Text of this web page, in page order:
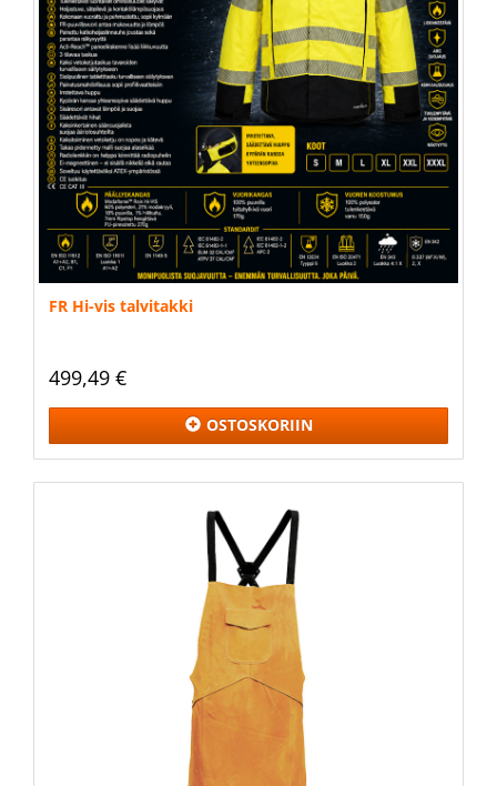
FR Hi-vis talvitakki
499,49 €
OSTOSKORIIN